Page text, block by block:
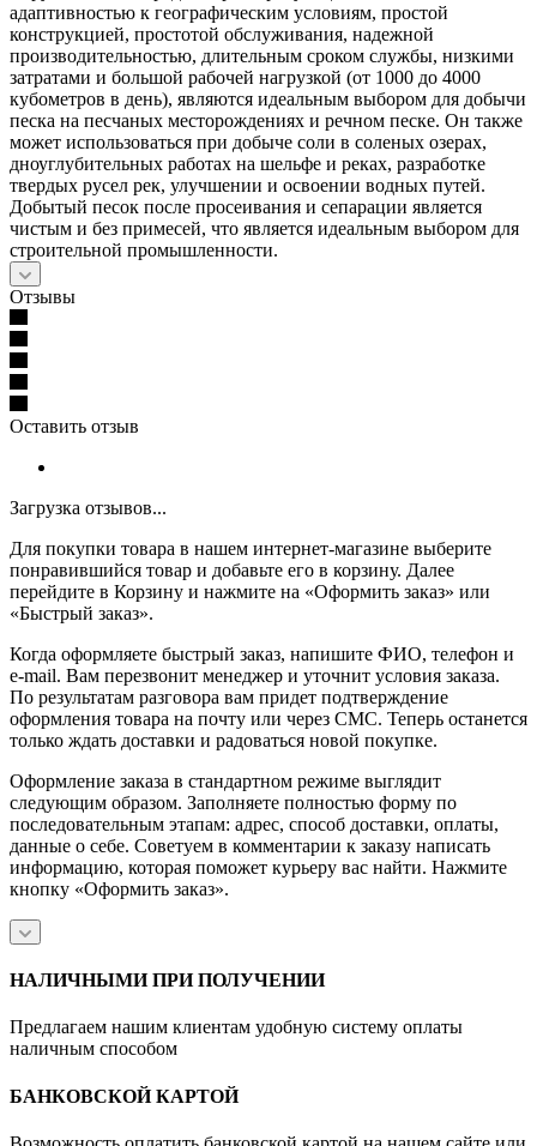
адаптивностью к географическим условиям, простой
конструкцией, простотой обслуживания, надежной
производительностью, длительным сроком службы, низкими
затратами и большой рабочей нагрузкой (от 1000 до 4000
кубометров в день), являются идеальным выбором для добычи
песка на песчаных месторождениях и речном песке. Он также
может использоваться при добыче соли в соленых озерах,
дноуглубительных работах на шельфе и реках, разработке
твердых русел рек, улучшении и освоении водных путей.
Добытый песок после просеивания и сепарации является
чистым и без примесей, что является идеальным выбором для
строительной промышленности.
Отзывы
Оставить отзыв
Загрузка отзывов...
Для покупки товара в нашем интернет-магазине выберите
понравившийся товар и добавьте его в корзину. Далее
перейдите в Корзину и нажмите на «Оформить заказ» или
«Быстрый заказ».
Когда оформляете быстрый заказ, напишите ФИО, телефон и
e-mail. Вам перезвонит менеджер и уточнит условия заказа.
По результатам разговора вам придет подтверждение
оформления товара на почту или через СМС. Теперь останется
только ждать доставки и радоваться новой покупке.
Оформление заказа в стандартном режиме выглядит
следующим образом. Заполняете полностью форму по
последовательным этапам: адрес, способ доставки, оплаты,
данные о себе. Советуем в комментарии к заказу написать
информацию, которая поможет курьеру вас найти. Нажмите
кнопку «Оформить заказ».
НАЛИЧНЫМИ ПРИ ПОЛУЧЕНИИ
Предлагаем нашим клиентам удобную систему оплаты
наличным способом
БАНКОВСКОЙ КАРТОЙ